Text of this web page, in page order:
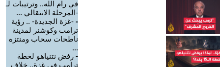
في رام الله.. وترتيبات لـ
-المرحلة الانتقالي ...
- -غزة الجديدة- .. رؤية
ترامب وكوشنر لمدينة
ناطحات سحاب ومنتزه
...
- رفض نتنياهو لخطة
ترامب في غزة.. خلاف